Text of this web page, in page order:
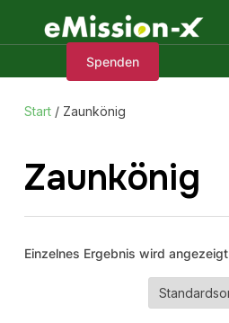
Spenden
Start/ Zaunkönig
Zaunkönig
Einzelnes Ergebnis wird angezeigt